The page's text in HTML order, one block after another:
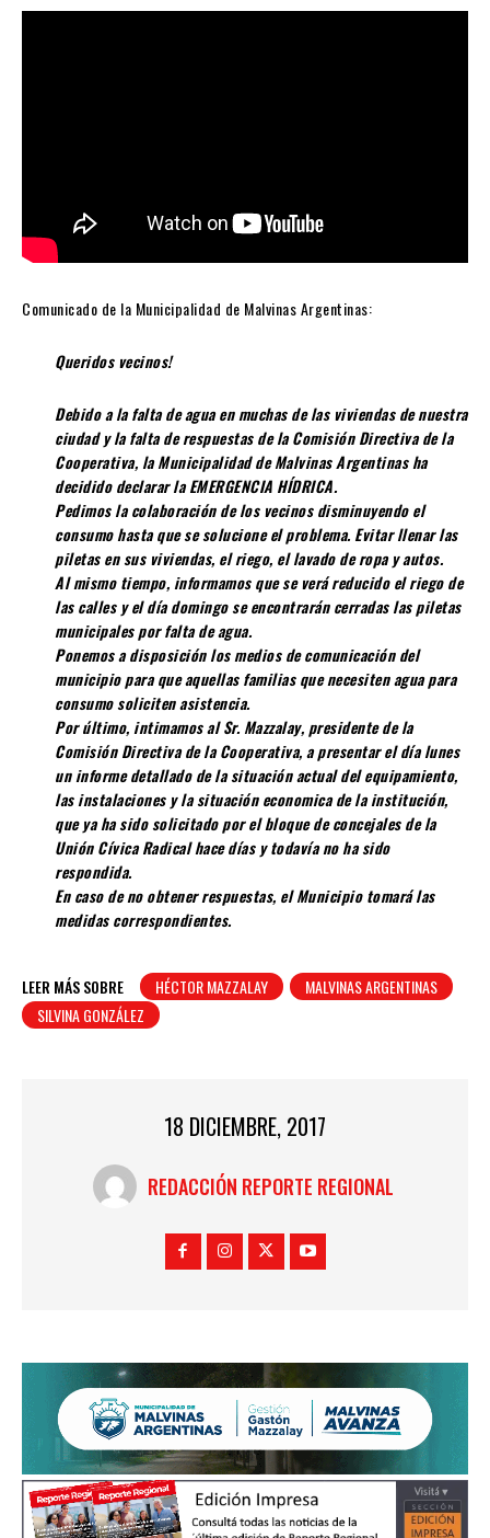
Comunicado de la Municipalidad de Malvinas Argentinas:
Queridos vecinos!
Debido a la falta de agua en muchas de las viviendas de nuestra
ciudad y la falta de respuestas de la Comisión Directiva de la
Cooperativa, la Municipalidad de Malvinas Argentinas ha
decidido declarar la EMERGENCIA HÍDRICA.
Pedimos la colaboración de los vecinos disminuyendo el
consumo hasta que se solucione el problema. Evitar llenar las
piletas en sus viviendas, el riego, el lavado de ropa y autos.
Al mismo tiempo, informamos que se verá reducido el riego de
las calles y el día domingo se encontrarán cerradas las piletas
municipales por falta de agua.
Ponemos a disposición los medios de comunicación del
municipio para que aquellas familias que necesiten agua para
consumo soliciten asistencia.
Por último, intimamos al Sr. Mazzalay, presidente de la
Comisión Directiva de la Cooperativa, a presentar el día lunes
un informe detallado de la situación actual del equipamiento,
las instalaciones y la situación economica de la institución,
que ya ha sido solicitado por el bloque de concejales de la
Unión Cívica Radical hace días y todavía no ha sido
respondida.
En caso de no obtener respuestas, el Municipio tomará las
medidas correspondientes.
LEER MÁS SOBRE HÉCTOR MAZZALAY
MALVINAS ARGENTINAS
SILVINA GONZÁLEZ
18 DICIEMBRE, 2017
REDACCIÓN REPORTE REGIONAL